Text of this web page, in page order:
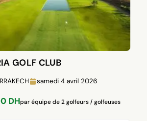
GOLF CLUB
samedi 4 avril 2026
DHpar équipe de 2 golfeurs / golfeuses